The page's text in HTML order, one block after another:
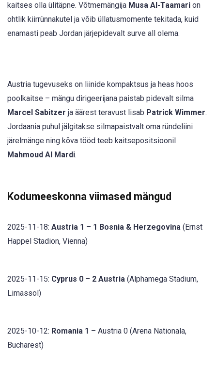
kaitses olla ülitäpne. Võtmemängija Musa Al-Taamari on
ohtlik kiirrünnakutel ja võib üllatusmomente tekitada, kuid
enamasti peab Jordan järjepidevalt surve all olema.
Austria tugevuseks on liinide kompaktsus ja heas hoos
poolkaitse – mängu dirigeerijana paistab pidevalt silma
Marcel Sabitzer ja äärest teravust lisab Patrick Wimmer.
Jordaania puhul jälgitakse silmapaistvalt oma ründeliini
järelmänge ning kõva tööd teeb kaitsepositsioonil
Mahmoud Al Mardi.
Kodumeeskonna viimased mängud
2025-11-18: Austria 1 – 1 Bosnia & Herzegovina (Ernst
Happel Stadion, Vienna)
2025-11-15: Cyprus 0 – 2 Austria (Alphamega Stadium,
Limassol)
2025-10-12: Romania 1 – Austria 0 (Arena Nationala,
Bucharest)